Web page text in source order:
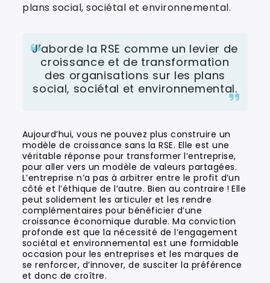
plans social, sociétal et environnemental.
J’aborde la RSE comme un levier de
croissance et de transformation
des organisations sur les plans
social, sociétal et environnemental.
Aujourd’hui, vous ne pouvez plus construire un
modèle de croissance sans la RSE. Elle est une
véritable réponse pour transformer l’entreprise,
pour aller vers un modèle de valeurs partagées.
L’entreprise n’a pas à arbitrer entre le profit d’un
côté et l’éthique de l’autre. Bien au contraire ! Elle
peut solidement les articuler et les rendre
complémentaires pour bénéficier d’une
croissance économique durable. Ma conviction
profonde est que la nécessité de l’engagement
sociétal et environnemental est une formidable
occasion pour les entreprises et les marques de
se renforcer, d’innover, de susciter la préférence
et donc de croître.